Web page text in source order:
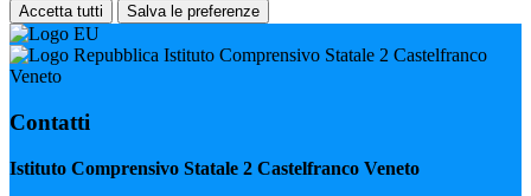
Accetta tutti Salva le preferenze
Istituto Comprensivo Statale 2 Castelfranco
Veneto
Contatti
Istituto Comprensivo Statale 2 Castelfranco Veneto